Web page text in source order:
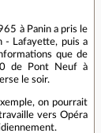
à Panin a pris le
- Lafayette, puis a
que de
de Pont Neuf à
le soir.
on pourrait
vers Opéra